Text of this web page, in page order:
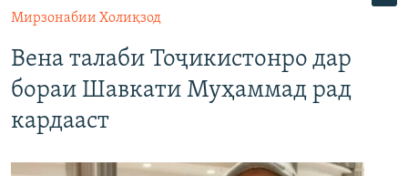
Мирзонабии Холиқзод
Вена талаби Тоҷикистонро дар
бораи Шавкати Муҳаммад рад
кардааст